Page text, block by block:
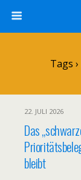
Tags
22. JULI 2026
Das
bleibt